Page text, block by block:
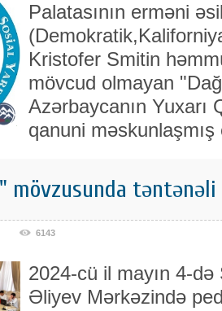
Palatasının erməni
Kristofer Smitin
mövcud olmayan
Azərbaycanın Yuxarı
qanuni
mövzusunda
6143
2024-cü il mayın 4-
Əliyev Mərkəzində